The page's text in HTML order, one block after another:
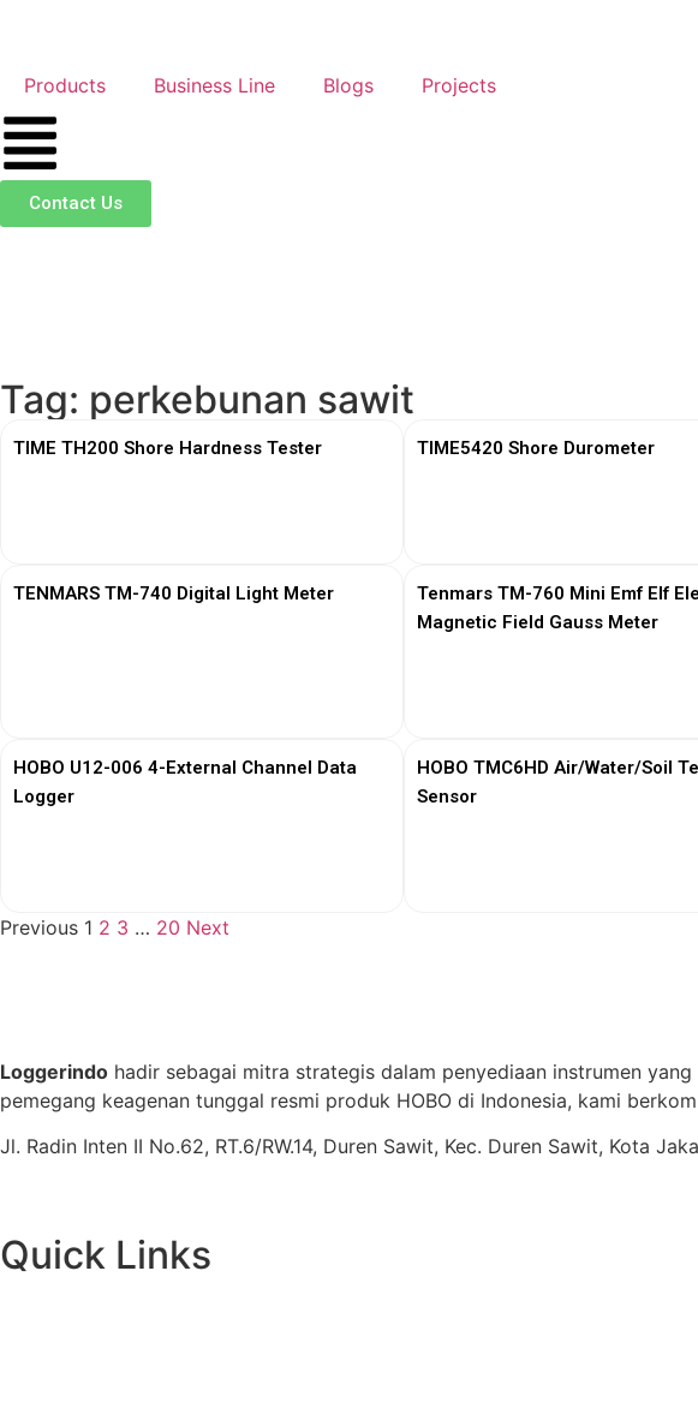
Products Business Line Blogs Projects
Contact Us
Tag: perkebunan sawit
TIME TH200 Shore Hardness Tester TIME5420 Shore Durometer
TENMARS TM-740 Digital Light Meter
Tenmars TM-760 Mini Emf Elf
Magnetic Field Gauss Meter
HOBO U12-006 4-External Channel Data
Logger
HOBO TMC6HD Air/Water/Soil
Sensor
Previous 1 2 3 … 20 Next
Loggerindo hadir sebagai mitra strategis dalam penyediaan instrumen
pemegang keagenan tunggal resmi produk HOBO di Indonesia, kami
Jl. Radin Inten II No.62, RT.6/RW.14, Duren Sawit, Kec. Duren Sawit, Kota
Quick Links